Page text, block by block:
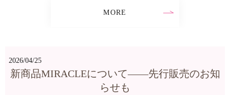
MORE
2026/04/25
新商品MIRACLEについて——先行販売のお知
らせも